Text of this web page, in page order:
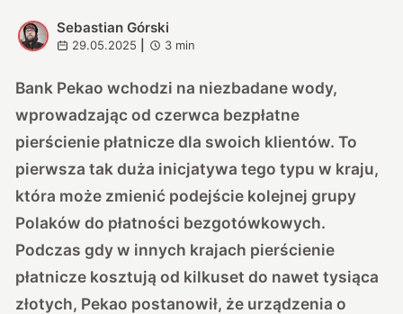
S
Sebastian Górski
29.05.2025 3 min
Bank Pekao wchodzi na niezbadane wody,
wprowadzając od czerwca bezpłatne
pierścienie płatnicze dla swoich klientów. To
pierwsza tak duża inicjatywa tego typu w kraju,
która może zmienić podejście kolejnej grupy
Polaków do płatności bezgotówkowych.
Podczas gdy w innych krajach pierścienie
płatnicze kosztują od kilkuset do nawet tysiąca
złotych, Pekao postanowił, że urządzenia o